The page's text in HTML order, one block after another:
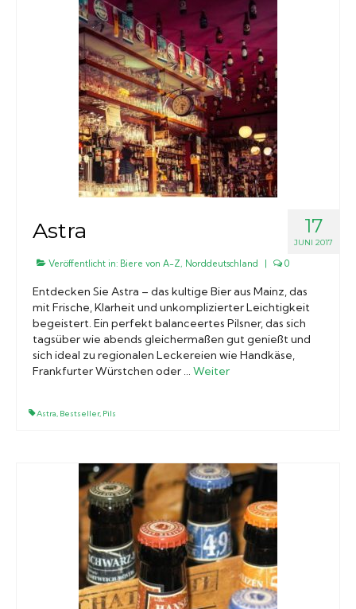
17
JUNI 2017
Astra
Veröffentlicht in: Biere von A-Z, Norddeutschland | 0
Entdecken Sie Astra – das kultige Bier aus Mainz, das
mit Frische, Klarheit und unkomplizierter Leichtigkeit
begeistert. Ein perfekt balanceertes Pilsner, das sich
tagsüber wie abends gleichermaßen gut genießt und
sich ideal zu regionalen Leckereien wie Handkäse,
Frankfurter Würstchen oder … Weiter
Astra, Bestseller, Pils